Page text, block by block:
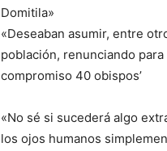
Domitila»
«Deseaban asumir, entre
población, renunciando
compromiso 40 obispos’
«No sé si sucederá algo
los ojos humanos